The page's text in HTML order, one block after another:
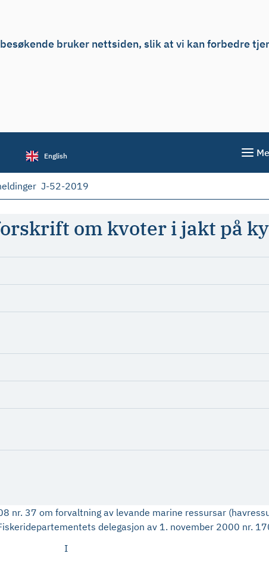
bruker nettsiden, slik at vi kan forbedre
English
J-52-2019
om kvoter i jakt på
37 om forvaltning av levande marine ressursar
delegasjon av 1. november 2000 nr.
I